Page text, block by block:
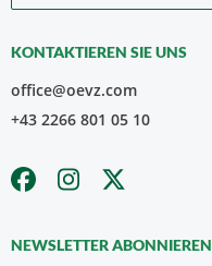
KONTAKTIEREN SIE UNS
office@oevz.com
+43 2266 801 05 10
NEWSLETTER ABONNIEREN